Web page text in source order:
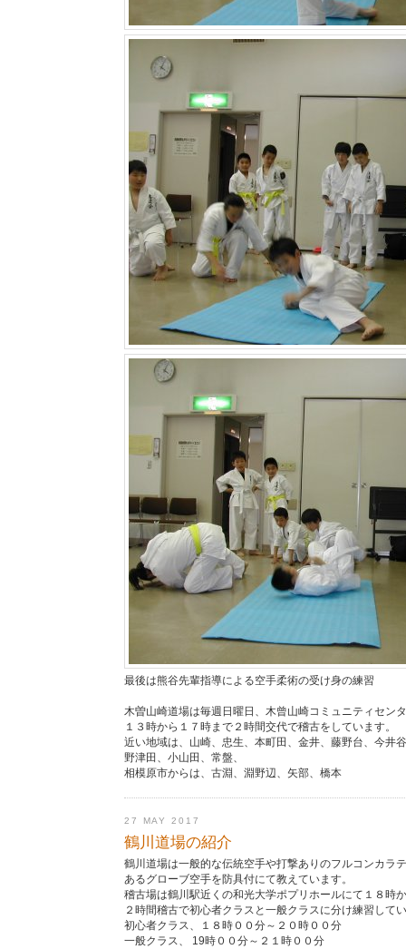
最後は熊谷先輩指導による空手柔術の受け身の練習
木曽山崎道場は毎週日曜日、木曾山崎コミュニティセン
１３時から１７時まで２時間交代で稽古をしています。
近い地域は、山崎、忠生、本町田、金井、藤野台、今井
野津田、小山田、常盤、
相模原市からは、古淵、淵野辺、矢部、橋本
27 MAY 2017
鶴川道場の紹介
鶴川道場は一般的な伝統空手や打撃ありのフルコンカラ
あるグローブ空手を防具付にて教えています。
稽古場は鶴川駅近くの和光大学ポプリホールにて１８時
２時間稽古で初心者クラスと一般クラスに分け練習して
初心者クラス、１８時００分～２０時００分
一般クラス、 19時００分～２１時００分